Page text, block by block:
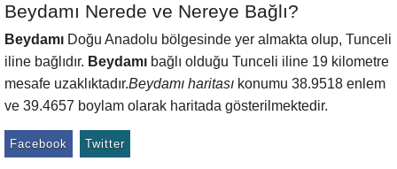
Beydamı Nerede ve Nereye Bağlı?
Beydamı Doğu Anadolu bölgesinde yer almakta olup, Tunceli
iline bağlıdır. Beydamı bağlı olduğu Tunceli iline 19 kilometre
mesafe uzaklıktadır.Beydamı haritası konumu 38.9518 enlem
ve 39.4657 boylam olarak haritada gösterilmektedir.
Facebook Twitter